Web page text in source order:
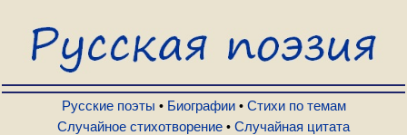
Русские поэты
Биографии
Русские поэты • Биографии• Стихи по темам
Случайное стихотворение • Случайная цитата